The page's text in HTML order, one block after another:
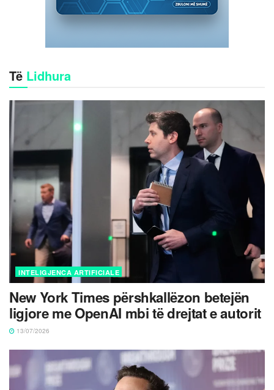
Të Lidhura
INTELIGJENCA ARTIFICIALE
New York Times përshkallëzon betejën
ligjore me OpenAI mbi të drejtat e autorit
13/07/2026